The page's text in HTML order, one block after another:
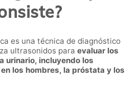
es una técnica de diagnóstico
ultrasonidos para evaluar los
urinario, incluyendo los
los hombres, la próstata y los